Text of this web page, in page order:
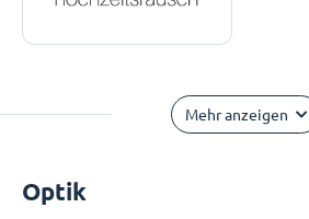
Mehr anzeigen
Optik